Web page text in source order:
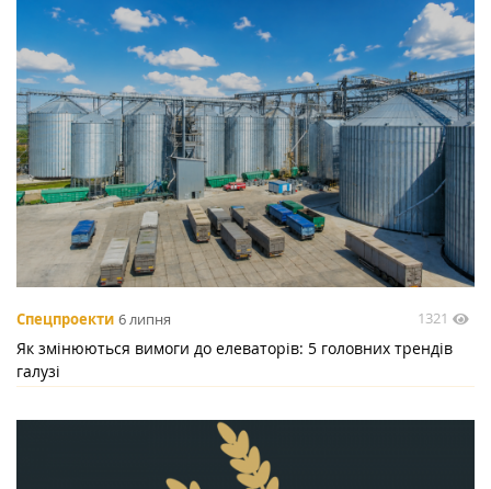
Спецпроекти 6 липня 1321
Як змінюються вимоги до елеваторів: 5 головних трендів
галузі